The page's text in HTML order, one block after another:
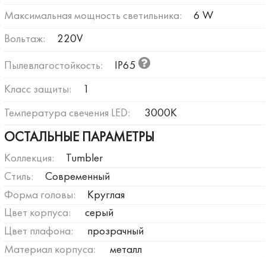
Максимальная мощность светильника: 6 W
Вольтаж: 220V
Пылевлагостойкость: IP65
Класс защиты: 1
Температура свечения LED: 3000К
ОСТАЛЬНЫЕ ПАРАМЕТРЫ
Коллекция:
Tumbler
Стиль:
Современный
Форма головы:
Круглая
Цвет корпуса:
серый
Цвет плафона:
прозрачный
Материал корпуса:
металл